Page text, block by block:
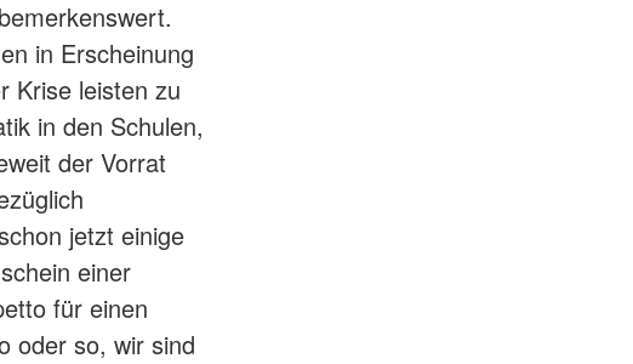
in Erscheinung
Krise leisten zu
in den Schulen,
der Vorrat
jetzt einige
einer
für einen
oder so, wir sind